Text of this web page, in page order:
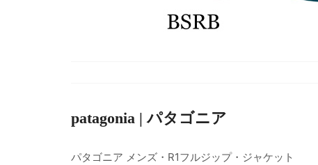
patagonia | パタゴニア
パタゴニア メンズ・R1フルジップ・ジャケット